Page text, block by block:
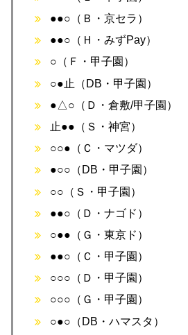
●●○（Ｂ・京セラ）
●●○（Ｈ・みずPay）
○（Ｆ・甲子園）
○●止（DB・甲子園）
●△○（Ｄ・倉敷/甲子園）
止●●（Ｓ・神宮）
○○●（Ｃ・マツダ）
●○○（DB・甲子園）
○○（Ｓ・甲子園）
●●○（Ｄ・ナゴド）
○●●（Ｇ・東京ド）
●●○（Ｃ・甲子園）
○○○（Ｄ・甲子園）
○○○（Ｇ・甲子園）
○●○（DB・ハマスタ）